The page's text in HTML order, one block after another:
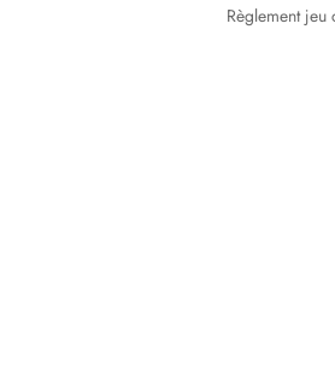
Règlement jeu